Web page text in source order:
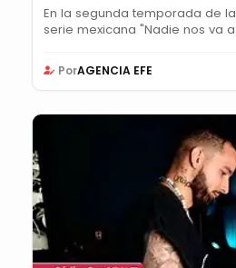
En la segunda temporada de
serie mexicana "Nadie nos va a
PorAGENCIA EFE